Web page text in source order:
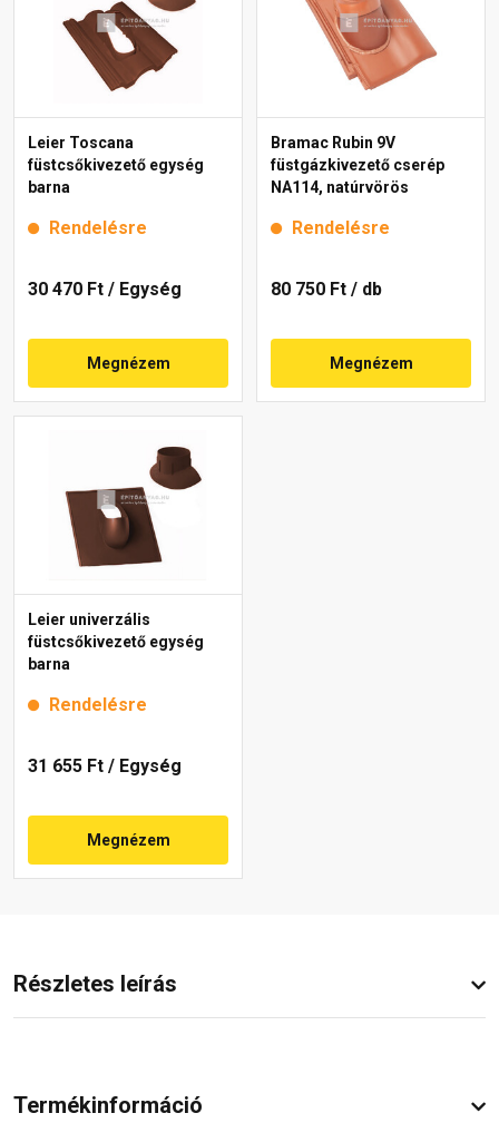
Leier Toscana
füstcsőkivezető egység
barna
Rendelésre
30 470 Ft / Egység
Megnézem
Bramac Rubin 9V
füstgázkivezető cserép
NA114, natúrvörös
Rendelésre
80 750 Ft / db
Megnézem
Leier univerzális
füstcsőkivezető egység
barna
Rendelésre
31 655 Ft / Egység
Megnézem
Részletes leírás
Termékinformáció